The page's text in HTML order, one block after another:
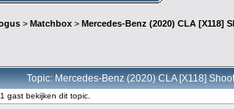
> Matchbox > Mercedes-Benz (2020) CLA [X118]
Topic: Mercedes-Benz (2020) CLA [X118]
gast bekijken dit topic.